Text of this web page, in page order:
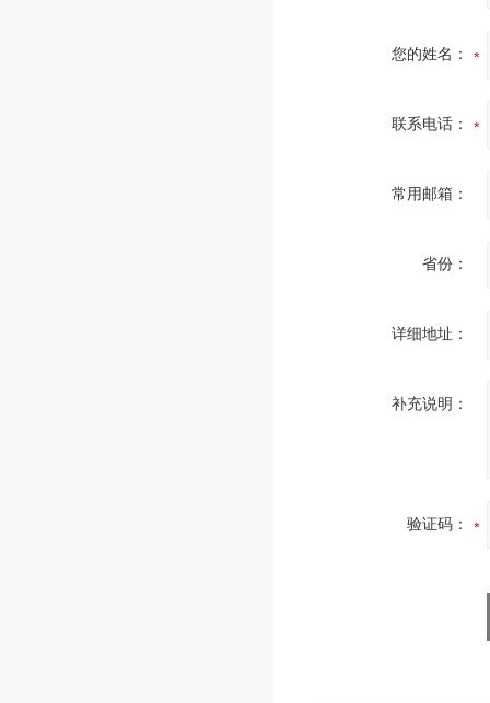
您的姓名：
联系电话：
常用邮箱：
省份：
详细地址：
补充说明：
验证码：